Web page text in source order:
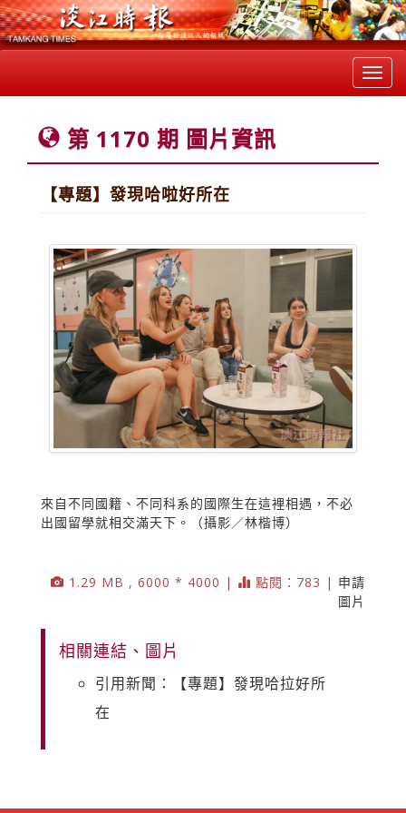
第 1170 期 圖片資訊
【專題】發現哈啦好所在
來自不同國籍、不同科系的國際生在這裡相遇，不必
出國留學就相交滿天下。（攝影／林楷博）
1.29 MB , 6000 * 4000 | 點閱：783 | 申請
圖片
相關連結、圖片
引用新聞：【專題】發現哈拉好所
在